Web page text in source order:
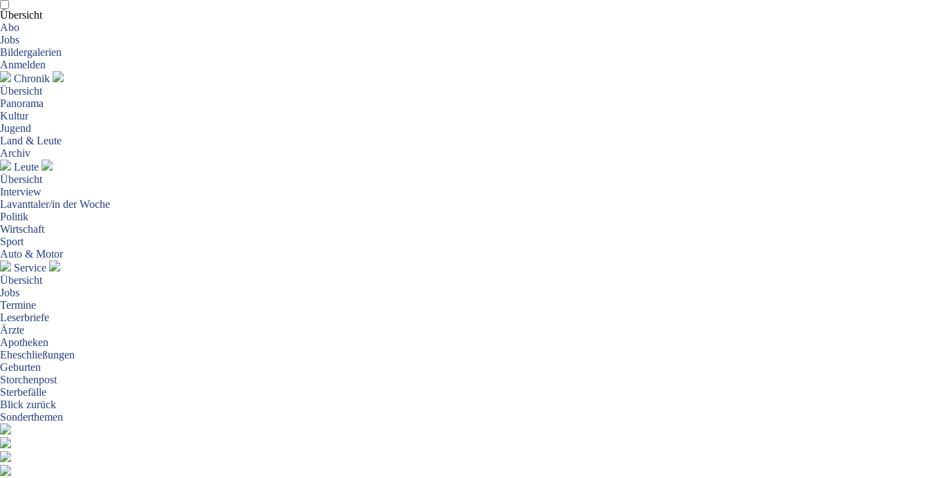
Übersicht
Abo
Jobs
Bildergalerien
Anmelden
Chronik
Übersicht
Panorama
Kultur
Jugend
Land & Leute
Archiv
Leute
Übersicht
Interview
Lavanttaler/in der Woche
Politik
Wirtschaft
Sport
Auto & Motor
Service
Übersicht
Jobs
Termine
Leserbriefe
Ärzte
Apotheken
Eheschließungen
Geburten
Storchenpost
Sterbefälle
Blick zurück
Sonderthemen